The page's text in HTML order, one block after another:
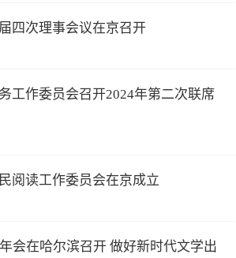
四次理事会议在京召开
工作委员会召开2024年第二次联席
阅读工作委员会在京成立
会在哈尔滨召开 做好新时代文学出